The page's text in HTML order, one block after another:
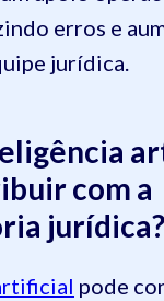
erros e
jurídica.
com a
jurídica?
pode